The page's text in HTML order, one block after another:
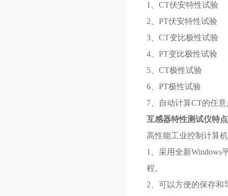
1、CT伏安特性试验
2、PT伏安特性试验
3、CT变比极性试验
4、PT变比极性试验
5、CT极性试验
6、PT极性试验
7、自动计算CT的任
互感器特性测试仪特
高性能工业控制计算
1、采用全新Windows
程。
2、可以方便的保存和